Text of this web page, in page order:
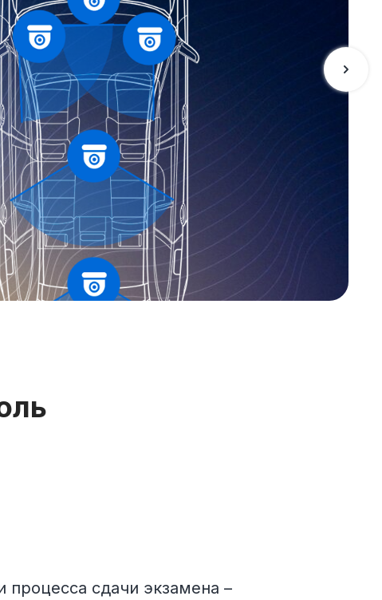
процесса сдачи экзамена –